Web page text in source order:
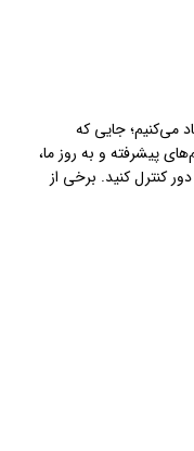
می‌کنیم؛ جایی که
پیشرفته و به روز ما،
کنترل کنید. برخی از